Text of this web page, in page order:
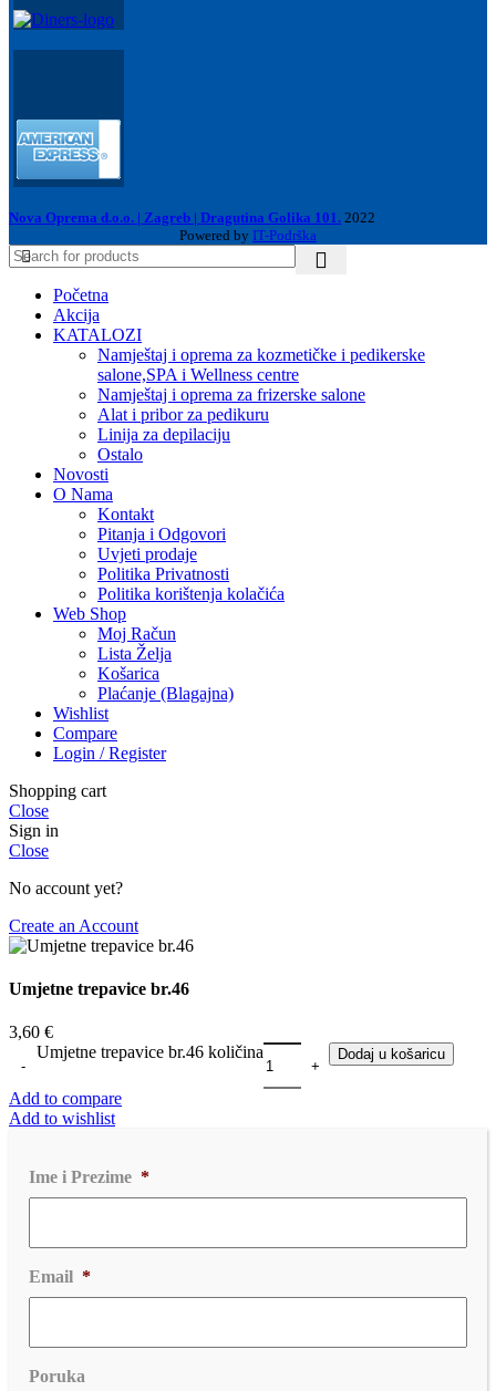
Nova Oprema d.o.o. | Zagreb | Dragutina Golika 101. 2022
Powered by IT-Podrška
Početna
Akcija
KATALOZI
Namještaj i oprema za kozmetičke i pedikerske
salone,SPA i Wellness centre
Namještaj i oprema za frizerske salone
Alat i pribor za pedikuru
Linija za depilaciju
Ostalo
Novosti
O Nama
Kontakt
Pitanja i Odgovori
Uvjeti prodaje
Politika Privatnosti
Politika korištenja kolačića
Web Shop
Moj Račun
Lista Želja
Košarica
Plaćanje (Blagajna)
Wishlist
Compare
Login / Register
Shopping cart
Close
Sign in
Close
No account yet?
Create an Account
Umjetne trepavice br.46
3,60 €
Umjetne trepavice br.46 količina
Dodaj u košaricu
Add to compare
Add to wishlist
Ime i Prezime *
Email *
Poruka